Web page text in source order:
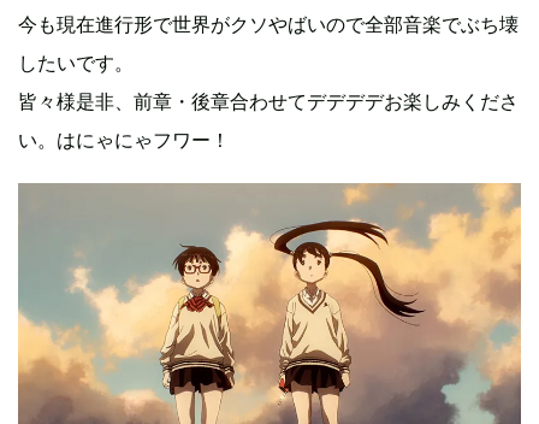
今も現在進行形で世界がクソやばいので全部音楽でぶち壊
したいです。
皆々様是非、前章・後章合わせてデデデデお楽しみくださ
い。はにゃにゃフワー！